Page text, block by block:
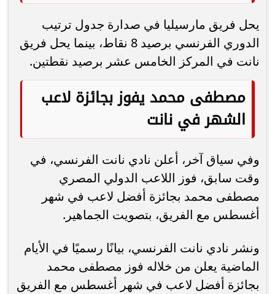
يحل فريق مارسيليا في صدارة جدول ترتيب
الدوري الفرنسي برصيد 8 نقاط، بينما يحل فريق
نانت في المركز الخامس عشر برصيد نقطتين.
مصطفى محمد يفوز بجائزة لاعب
الشهر في نانت
وفي سياق آخر، أعلن نادي نانت الفرنسي، في
وقت سابق، فوز اللاعب الدولي المصري
مصطفى محمد بجائزة أفضل لاعب في شهر
أغسطس مع الفريق، بتصويت الجماهير.
ونشر نادي نانت الفرنسي، بيانًا رسميًا في الأيام
الماضية يعلن من خلاله فوز مصطفى محمد
بجائزة أفضل لاعب في شهر أغسطس مع الفريق